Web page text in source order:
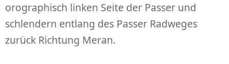
orographisch linken Seite der Passer und
schlendern entlang des Passer Radweges
zurück Richtung Meran.